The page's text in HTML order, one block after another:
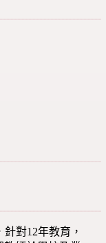
對12年教育，